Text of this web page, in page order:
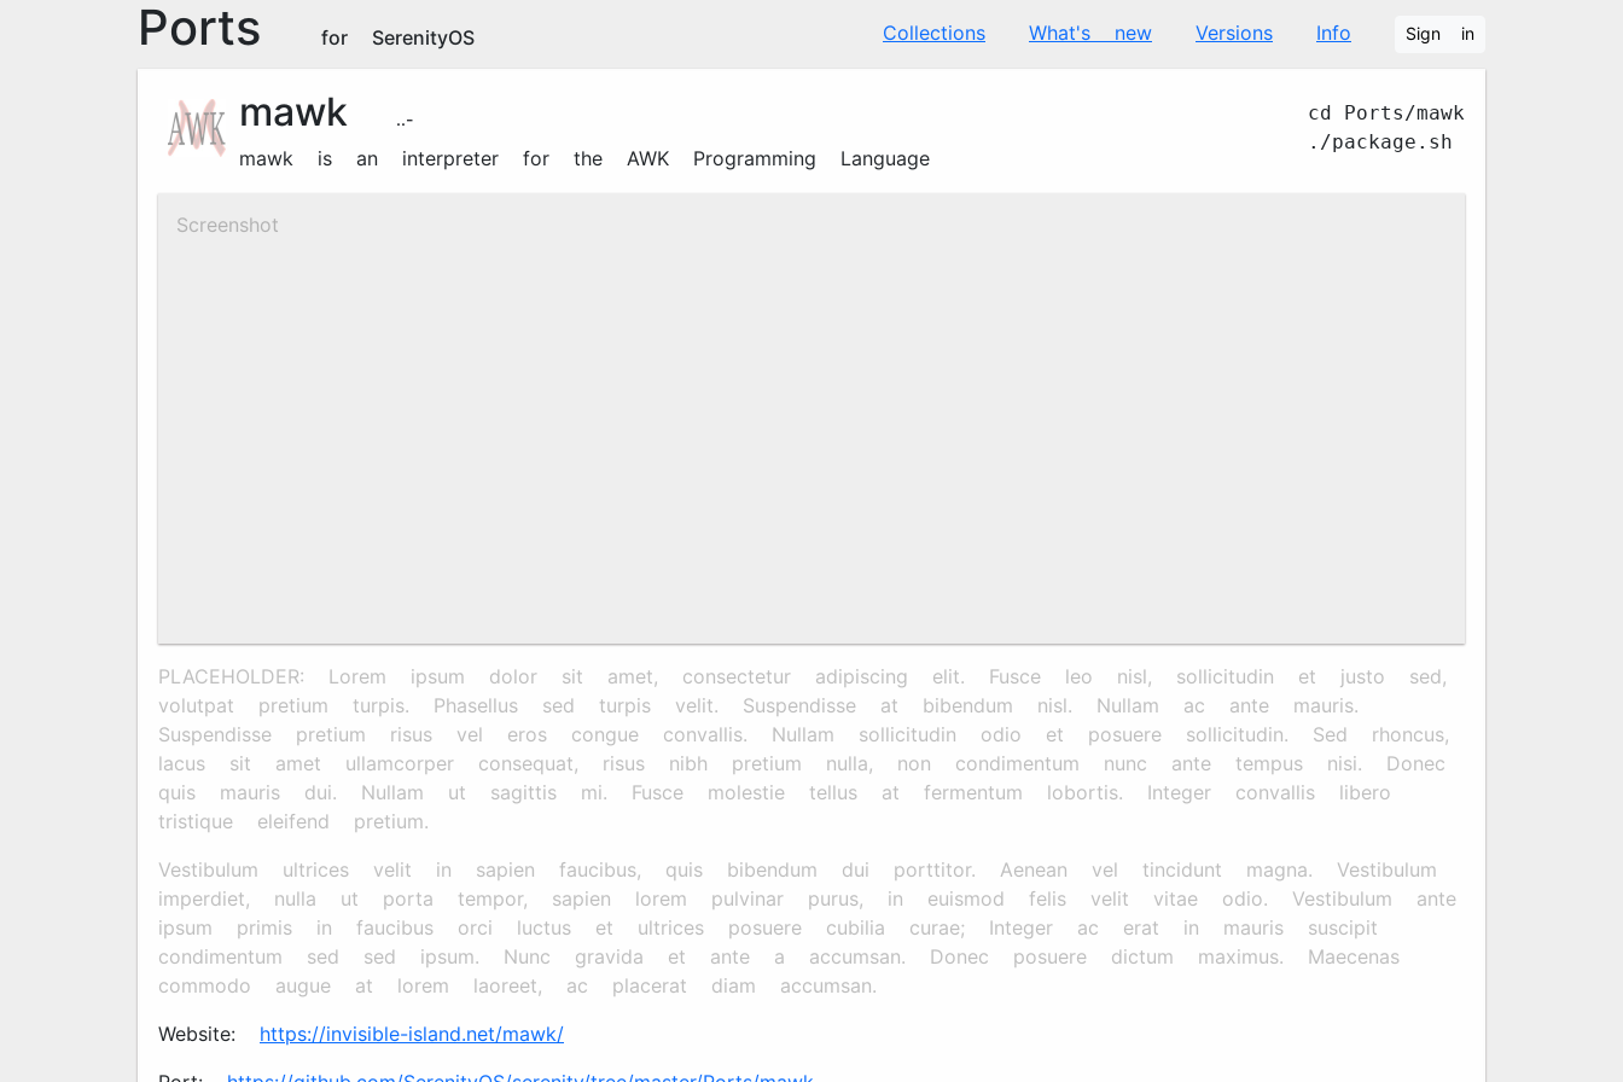
Ports for SerenityOS Collections What's new Versions Info Sign in
mawk 1.3.4-20240905
mawk is an interpreter for the AWK Programming Language
cd Ports/mawk
./package.sh
Screenshot
PLACEHOLDER: Lorem ipsum dolor sit amet, consectetur adipiscing elit. Fusce leo nisl, sollicitudin et justo sed,
volutpat pretium turpis. Phasellus sed turpis velit. Suspendisse at bibendum nisl. Nullam ac ante mauris.
Suspendisse pretium risus vel eros congue convallis. Nullam sollicitudin odio et posuere sollicitudin. Sed rhoncus,
lacus sit amet ullamcorper consequat, risus nibh pretium nulla, non condimentum nunc ante tempus nisi. Donec
quis mauris dui. Nullam ut sagittis mi. Fusce molestie tellus at fermentum lobortis. Integer convallis libero
tristique eleifend pretium.
Vestibulum ultrices velit in sapien faucibus, quis bibendum dui porttitor. Aenean vel tincidunt magna. Vestibulum
imperdiet, nulla ut porta tempor, sapien lorem pulvinar purus, in euismod felis velit vitae odio. Vestibulum ante
ipsum primis in faucibus orci luctus et ultrices posuere cubilia curae; Integer ac erat in mauris suscipit
condimentum sed sed ipsum. Nunc gravida et ante a accumsan. Donec posuere dictum maximus. Maecenas
commodo augue at lorem laoreet, ac placerat diam accumsan.
Website: https://invisible-island.net/mawk/